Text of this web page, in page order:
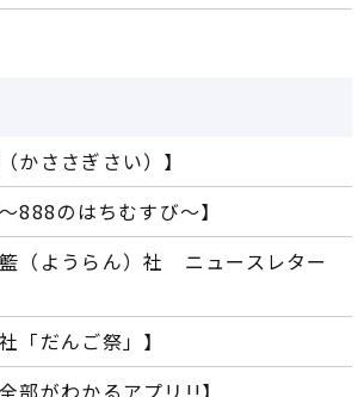
かささぎさい）】
888のはちむすび～】
籃（ようらん）社 ニュースレター
「だんご祭」】